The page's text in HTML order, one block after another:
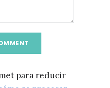
para reducir